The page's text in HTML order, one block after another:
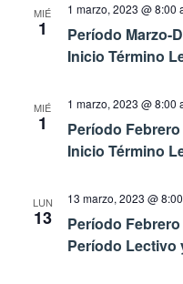
MIÉ
1
1 marzo, 2023 @ 8:00
Período Marzo-
Inicio Término
MIÉ
1
1 marzo, 2023 @ 8:00
Período
Inicio Término
LUN
13
13 marzo, 2023 @
Período
Período Lectivo